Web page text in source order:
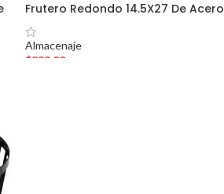
Frutero Redondo 14.5X27 De Acero
Almacenaje
$239.00